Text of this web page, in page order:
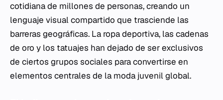
cotidiana de millones de personas, creando un
lenguaje visual compartido que trasciende las
barreras geográficas. La ropa deportiva, las cadenas
de oro y los tatuajes han dejado de ser exclusivos
de ciertos grupos sociales para convertirse en
elementos centrales de la moda juvenil global.